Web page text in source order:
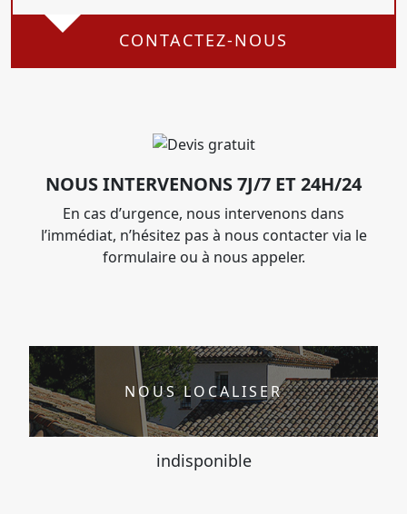
CONTACTEZ-NOUS
NOUS INTERVENONS 7J/7 ET 24H/24
En cas d’urgence, nous intervenons dans
l’immédiat, n’hésitez pas à nous contacter via le
formulaire ou à nous appeler.
NOUS LOCALISER
indisponible